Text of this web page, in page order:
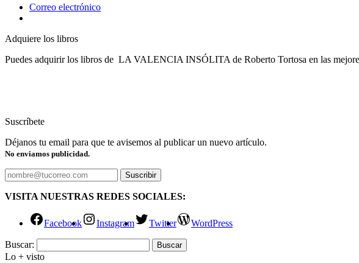
Correo electrónico
Adquiere los libros
Puedes adquirir los libros de LA VALENCIA INSÓLITA de Roberto Tortosa en las
Suscríbete
Déjanos tu email para que te avisemos al publicar un nuevo artículo.
No enviamos publicidad.
VISITA NUESTRAS REDES SOCIALES:
Facebook Instagram Twitter WordPress
Buscar:
Lo + visto